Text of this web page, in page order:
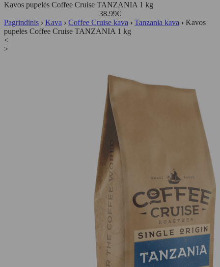
Kavos pupelės Coffee Cruise TANZANIA 1 kg
38.99€
Pagrindinis › Kava › Coffee Cruise kava › Tanzania kava › Kavos
pupelės Coffee Cruise TANZANIA 1 kg
<
>